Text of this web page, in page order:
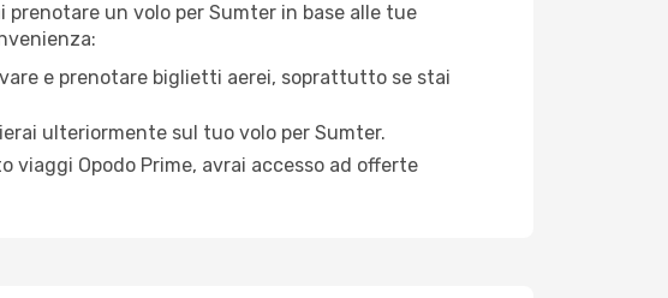
prenotare un volo per Sumter in base alle tue
e prenotare biglietti aerei, soprattutto se stai
ulteriormente sul tuo volo per Sumter.
viaggi Opodo Prime, avrai accesso ad offerte